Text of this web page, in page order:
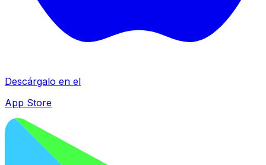
Descárgalo en el
App Store